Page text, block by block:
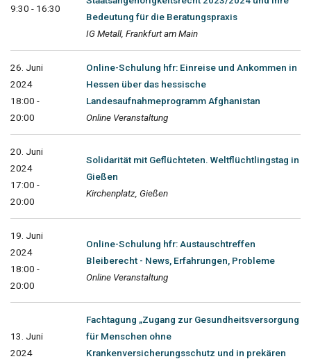
9:30 - 16:30
Bedeutung für die Beratungspraxis
IG Metall, Frankfurt am Main
26. Juni
2024
18:00 -
20:00
Online-Schulung hfr: Einreise und Ankommen in
Hessen über das hessische
Landesaufnahmeprogramm Afghanistan
Online Veranstaltung
20. Juni
2024
17:00 -
20:00
Solidarität mit Geflüchteten. Weltflüchtlingstag in
Gießen
Kirchenplatz, Gießen
19. Juni
2024
18:00 -
20:00
Online-Schulung hfr: Austauschtreffen
Bleiberecht - News, Erfahrungen, Probleme
Online Veranstaltung
13. Juni
2024
Fachtagung „Zugang zur Gesundheitsversorgung
für Menschen ohne
Krankenversicherungsschutz und in prekären